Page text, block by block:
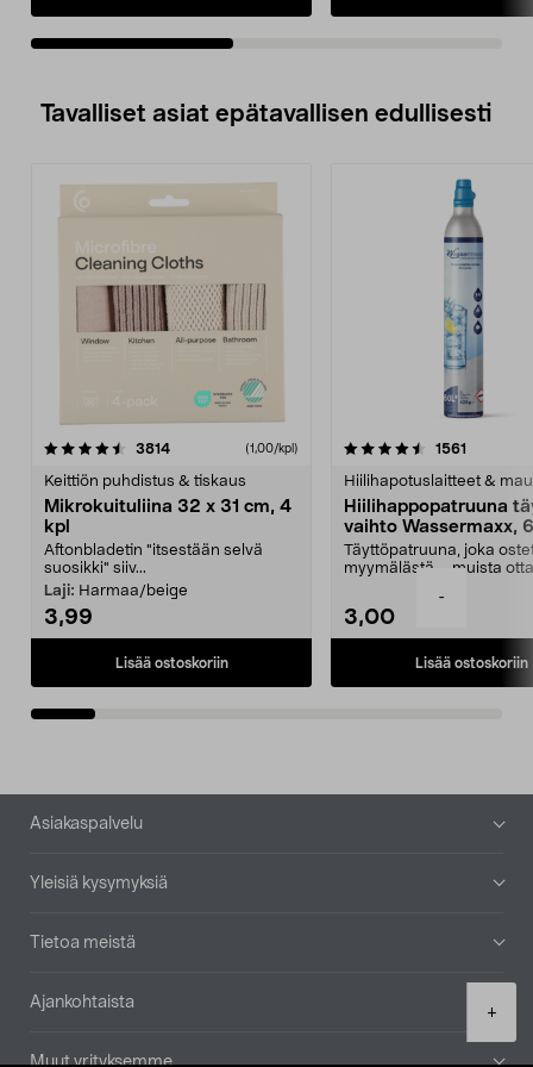
-
+
ruokaostokset kätevästi kotiin tai
enintään 20 kg.
enintään 20 kg.
Tavalliset asiat epätavallisen edullisesti
3814arvostelut (1,00/kpl)
Keittiön puhdistus & tiskaus
Mikrokuituliina 32 x 31 cm, 4
kpl
Aftonbladetin "itsestään selvä
suosikki" siiv...
Laji: Harmaa/beige
3,99
Lisää ostoskoriin
4.5viidestä
1561
Hiilihapotuslaitteet &
Hiilihappopatruuna
vaihto Wassermaxx,
Täyttöpatruuna, joka
myymälästä – muista
3,00
Lisää ostoskoriin
4.5viidestä
Alatunniste
Asiakaspalvelu
Yleisiä kysymyksiä
Tietoa meistä
Ajankohtaista
Muut yrityksemme